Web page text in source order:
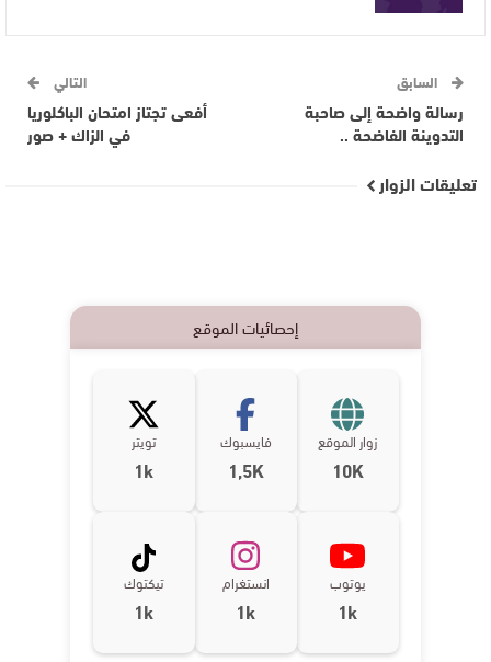
السابق
رسالة واضحة إلى صاحبة
التدوينة الفاضحة ..
التالي
أفعى تجتاز امتحان الباكلوريا
في الزاك + صور
تعليقات الزوار
إحصائيات الموقع
زوار الموقع
10K
فايسبوك
1,5K
تويتر
1k
يوتوب
1k
انستغرام
1k
تيكتوك
1k